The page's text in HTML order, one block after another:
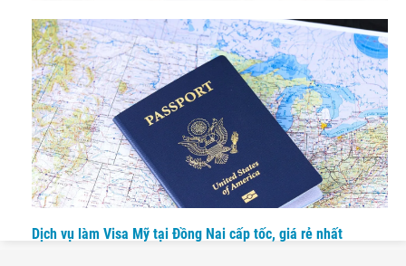
Dịch vụ làm visa Mỹ tại Tiền Giang trọn gói, uy tín, giá tốt
Dịch vụ làm Visa Mỹ tại Đồng Nai cấp tốc, giá rẻ nhất